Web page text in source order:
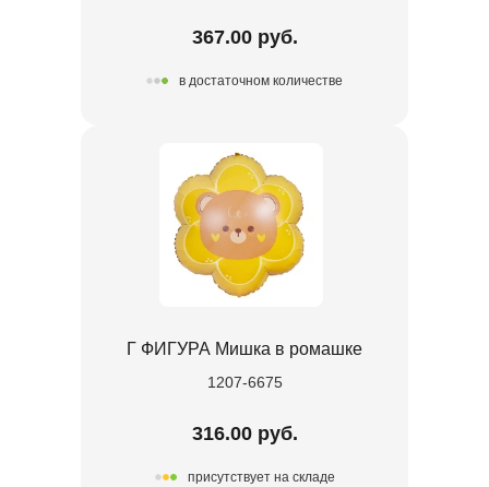
367.00 руб.
в достаточном количестве
Г ФИГУРА Мишка в ромашке
1207-6675
316.00 руб.
присутствует на складе